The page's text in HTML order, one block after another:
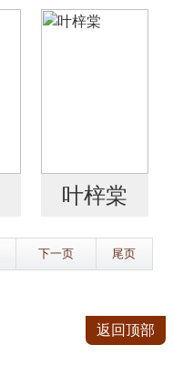
叶梓棠
下一页 尾页
返回顶部